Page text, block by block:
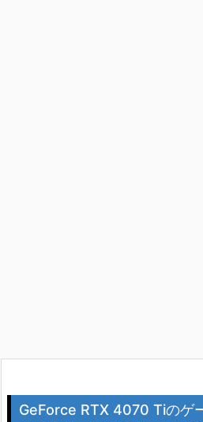
GeForce RTX 4070 Tiのゲ